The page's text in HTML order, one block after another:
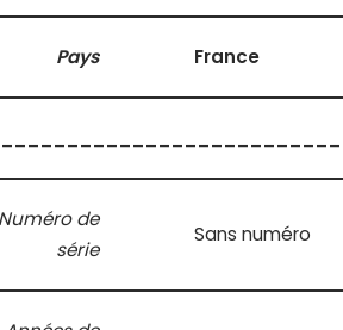
Pays France
de
série
Sans numéro